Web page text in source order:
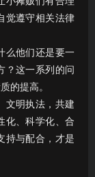
觉遵守相关法律
么他们还是要一
？这一系列的问
的提高。
文明执法，共建
化、科学化、合
持与配合，才是